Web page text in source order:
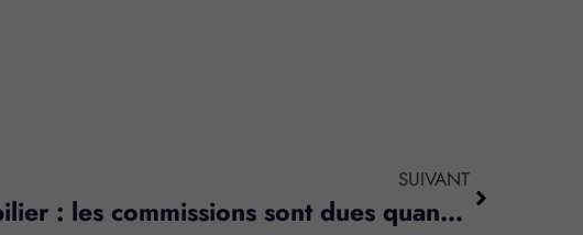
SUIVANT
Agent immobilier : les commissions sont dues quand le travail est achevé !